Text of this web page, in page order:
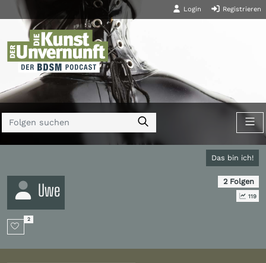
Login Registrieren
Das bin ich!
Uwe 2 Folgen
119
2